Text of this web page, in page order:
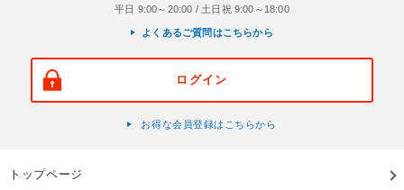
平日 9:00～20:00 / 土日祝 9:00～18:00
よくあるご質問はこちらから
ログイン
お得な会員登録はこちらから
トップページ